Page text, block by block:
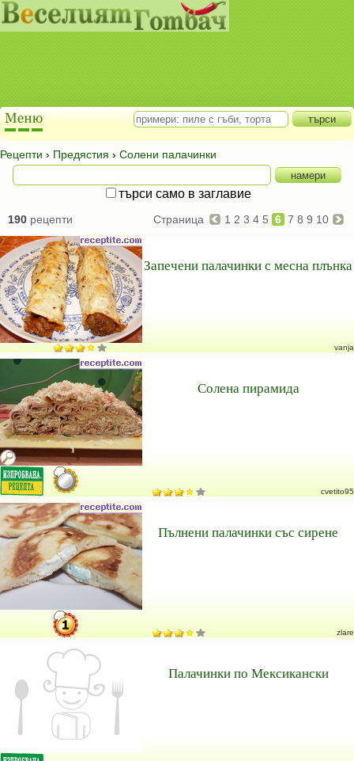
Рецепти › Предястия › Солени палачинки
търси само в заглавие
190 рецепти Страница 1 2 3 4 5 6 7 8 9 10
Запечени палачинки с месна плънка
vanja
Солена пирамида
cvetito95
Пълнени палачинки със сирене
zlare
Палачинки по Мексикански